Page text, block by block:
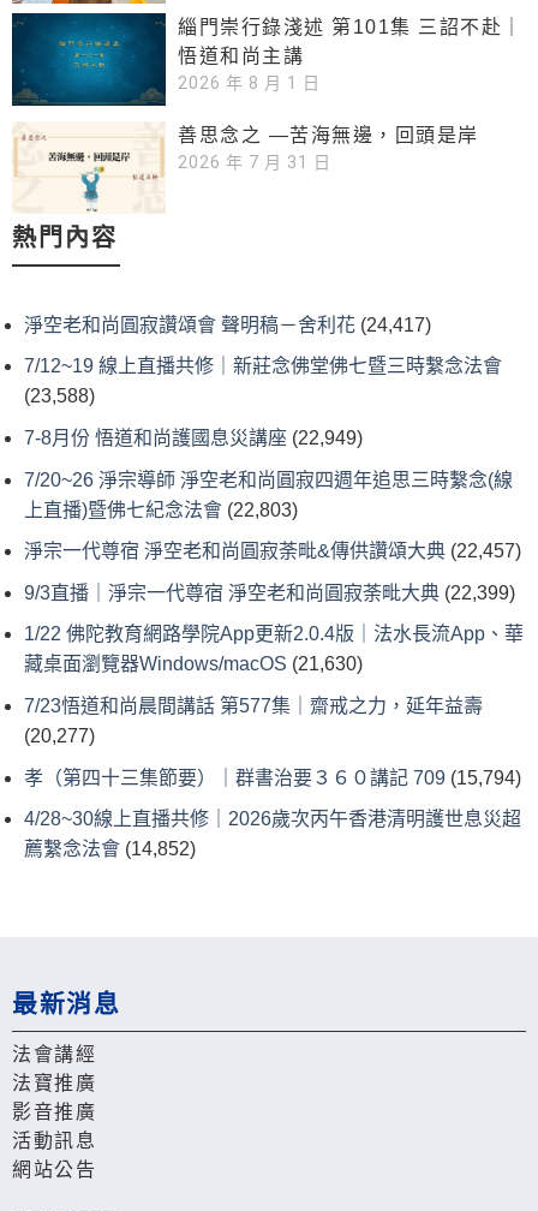
緇門崇行錄淺述 第101集 三詔不赴｜
悟道和尚主講
2026 年 8 月 1 日
善思念之 —苦海無邊，回頭是岸
2026 年 7 月 31 日
熱門內容
淨空老和尚圓寂讚頌會 聲明稿－舍利花 (24,417)
7/12~19 線上直播共修｜新莊念佛堂佛七暨三時繫念法會
(23,588)
7-8月份 悟道和尚護國息災講座 (22,949)
7/20~26 淨宗導師 淨空老和尚圓寂四週年追思三時繫念(線
上直播)暨佛七紀念法會 (22,803)
淨宗一代尊宿 淨空老和尚圓寂荼毗&傳供讚頌大典 (22,457)
9/3直播｜淨宗一代尊宿 淨空老和尚圓寂荼毗大典 (22,399)
1/22 佛陀教育網路學院App更新2.0.4版｜法水長流App、華
藏桌面瀏覽器Windows/macOS (21,630)
7/23悟道和尚晨間講話 第577集｜齋戒之力，延年益壽
(20,277)
孝（第四十三集節要）｜群書治要３６０講記 709 (15,794)
4/28~30線上直播共修｜2026歲次丙午香港清明護世息災超
薦繫念法會 (14,852)
最新消息
法會講經
法寶推廣
影音推廣
活動訊息
網站公告